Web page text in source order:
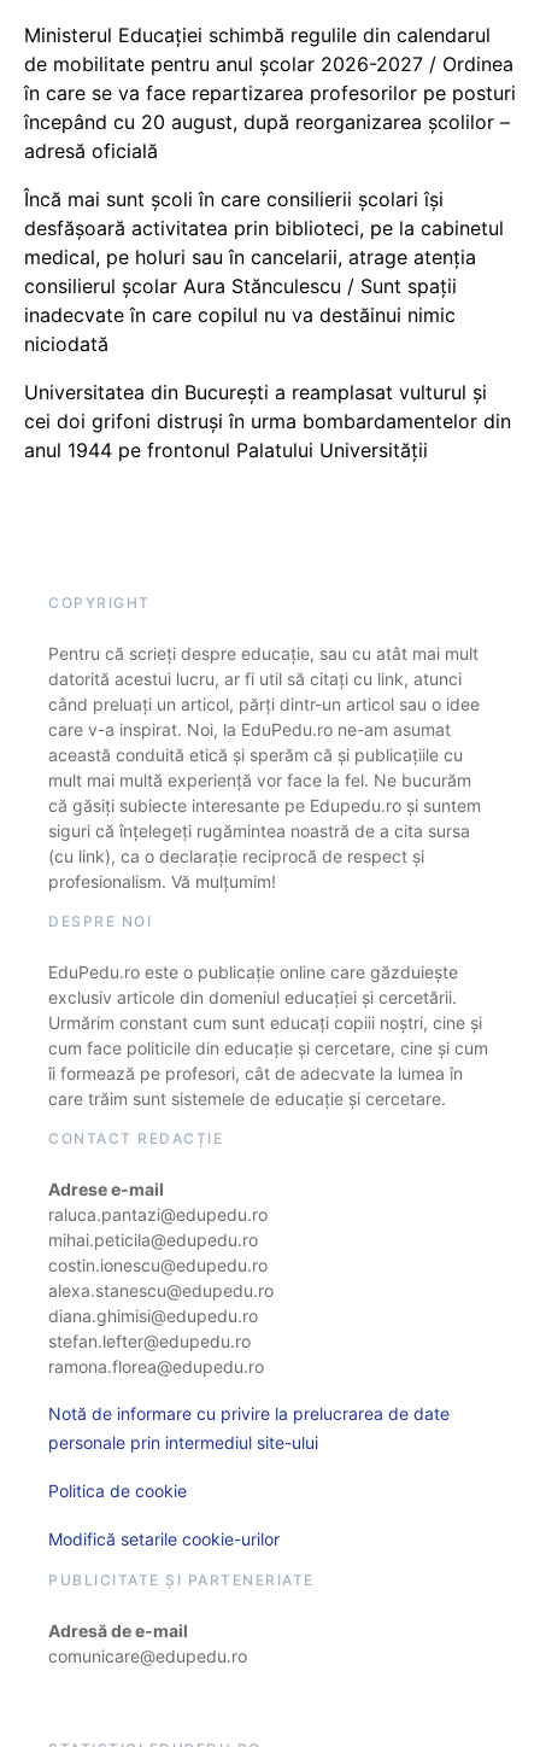
Ministerul Educației schimbă regulile din calendarul
de mobilitate pentru anul școlar 2026-2027 / Ordinea
în care se va face repartizarea profesorilor pe posturi
începând cu 20 august, după reorganizarea școlilor –
adresă oficială
Încă mai sunt școli în care consilierii școlari își
desfășoară activitatea prin biblioteci, pe la cabinetul
medical, pe holuri sau în cancelarii, atrage atenția
consilierul școlar Aura Stănculescu / Sunt spații
inadecvate în care copilul nu va destăinui nimic
niciodată
Universitatea din București a reamplasat vulturul și
cei doi grifoni distruși în urma bombardamentelor din
anul 1944 pe frontonul Palatului Universității
COPYRIGHT
Pentru că scrieți despre educație, sau cu atât mai mult
datorită acestui lucru, ar fi util să citați cu link, atunci
când preluați un articol, părți dintr-un articol sau o idee
care v-a inspirat. Noi, la EduPedu.ro ne-am asumat
această conduită etică și sperăm că și publicațiile cu
mult mai multă experiență vor face la fel. Ne bucurăm
că găsiți subiecte interesante pe Edupedu.ro și suntem
siguri că înțelegeți rugămintea noastră de a cita sursa
(cu link), ca o declarație reciprocă de respect și
profesionalism. Vă mulțumim!
DESPRE NOI
EduPedu.ro este o publicație online care găzduiește
exclusiv articole din domeniul educației și cercetării.
Urmărim constant cum sunt educați copiii noștri, cine și
cum face politicile din educație și cercetare, cine și cum
îi formează pe profesori, cât de adecvate la lumea în
care trăim sunt sistemele de educație și cercetare.
CONTACT REDACȚIE
Adrese e-mail
raluca.pantazi@edupedu.ro
mihai.peticila@edupedu.ro
costin.ionescu@edupedu.ro
alexa.stanescu@edupedu.ro
diana.ghimisi@edupedu.ro
stefan.lefter@edupedu.ro
ramona.florea@edupedu.ro
Notă de informare cu privire la prelucrarea de date
personale prin intermediul site-ului
Politica de cookie
Modifică setarile cookie-urilor
PUBLICITATE ȘI PARTENERIATE
Adresă de e-mail
comunicare@edupedu.ro